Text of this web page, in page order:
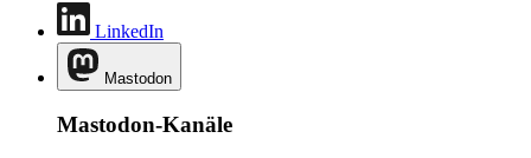
LinkedIn
Mastodon
Mastodon-Kanäle